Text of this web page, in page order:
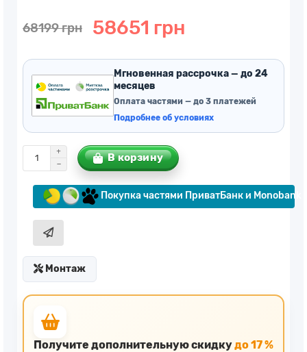
68199 грн 58651 грн
Мгновенная рассрочка — до 24
месяцев
Оплата частями — до 3 платежей
Подробнее об условиях
В корзину
Покупка частями ПриватБанк и Monobank
Монтаж
Получите дополнительную скидкудо 17 %